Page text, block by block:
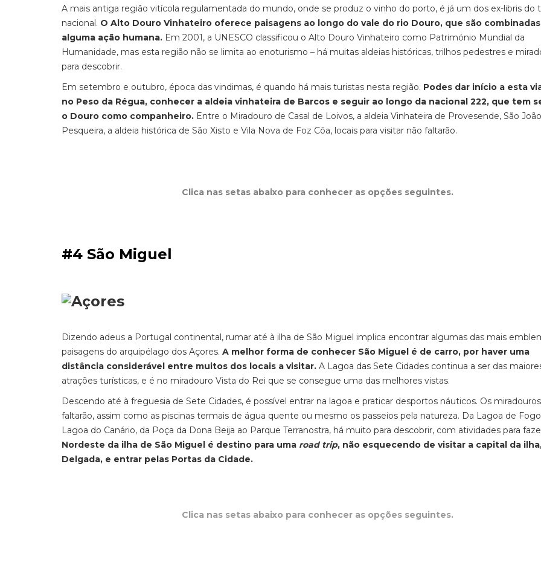
A mais antiga região vitícola regulamentada do mundo, onde se produz o vinho do porto, é já um dos ex-libris do
nacional. O Alto Douro Vinhateiro oferece paisagens ao longo do vale do rio Douro, que são
alguma ação humana. Em 2001, a UNESCO classificou o Alto Douro Vinhateiro como Património Mundial da
Humanidade, mas esta região não se limita ao enoturismo – há muitas aldeias históricas, trilhos pedestres e
para descobrir.
Em setembro e outubro, época das vindimas, é quando há mais turistas nesta região. Podes dar início a esta
no Peso da Régua, conhecer a aldeia vinhateira de Barcos e seguir ao longo da nacional 222, que tem
o Douro como companheiro. Entre o Miradouro de Casal de Loivos, a aldeia Vinhateira de Provesende, São
Pesqueira, a aldeia histórica de São Xisto e Vila Nova de Foz Côa, locais para visitar não faltarão.
Clica nas setas abaixo para conhecer as opções seguintes.
#4 São Miguel
Dizendo adeus a Portugal continental, rumar até à ilha de São Miguel implica encontrar algumas das mais
paisagens do arquipélago dos Açores. A melhor forma de conhecer São Miguel é de carro, por haver uma
distância considerável entre muitos dos locais a visitar. A Lagoa das Sete Cidades continua a ser das
atrações turísticas, e é no miradouro Vista do Rei que se consegue uma das melhores vistas.
Descendo até à freguesia de Sete Cidades, é possível entrar na lagoa e praticar desportos náuticos. Os
faltarão, assim como as piscinas termais de água quente ou mesmo os passeios pela natureza. Da Lagoa de
Lagoa do Canário, da Poça da Dona Beija ao Parque Terranostra, há muito para descobrir, com atividades para
Nordeste da ilha de São Miguel é destino para uma road trip, não esquecendo de visitar a capital da
Delgada, e entrar pelas Portas da Cidade.
Clica nas setas abaixo para conhecer as opções seguintes.